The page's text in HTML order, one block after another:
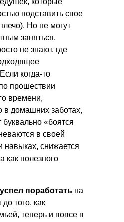
подставить свое
Но не могут
заняться,
не знают, где
когда-то
прошествии
времени,
в домашних заботах,
«боятся
в своей
навыках, снижается
как полезного
поработать на
того, как
теперь и вовсе в